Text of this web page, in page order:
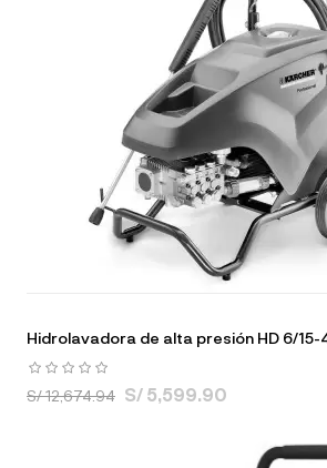
Hidrolavadora de alta presión HD 6/15-
S/ 12,674.94 S/ 5,599.90